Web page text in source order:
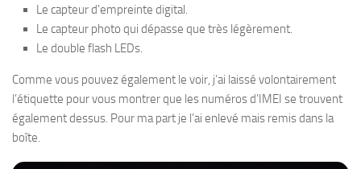
Le capteur d’empreinte digital.
Le capteur photo qui dépasse que très légèrement.
Le double flash LEDs.
Comme vous pouvez également le voir, j’ai laissé volontairement
l’étiquette pour vous montrer que les numéros d’IMEI se trouvent
également dessus. Pour ma part je l’ai enlevé mais remis dans la
boîte.